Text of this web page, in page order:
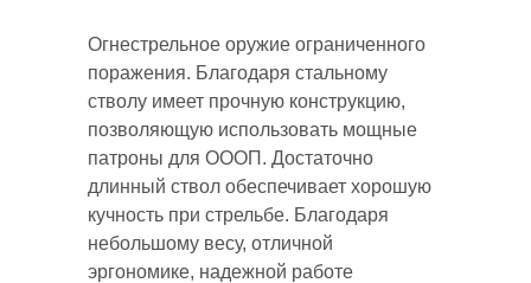
Огнестрельное оружие ограниченного
поражения. Благодаря стальному
стволу имеет прочную конструкцию,
позволяющую использовать мощные
патроны для ОООП. Достаточно
длинный ствол обеспечивает хорошую
кучность при стрельбе. Благодаря
небольшому весу, отличной
эргономике, надежной работе